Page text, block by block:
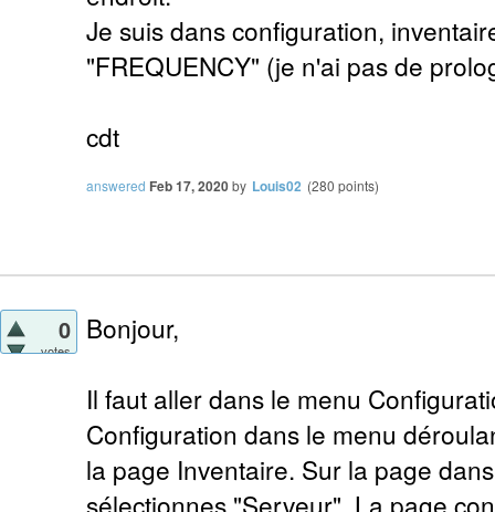
Je suis dans configuration,
"FREQUENCY" (je n'ai pas de
cdt
answered Feb 17, 2020by Louis02 (280 points)
0
votes
Bonjour,
Il faut aller dans le menu
Configuration dans le menu
la page Inventaire. Sur la page
sélectionnes "Serveur". La page